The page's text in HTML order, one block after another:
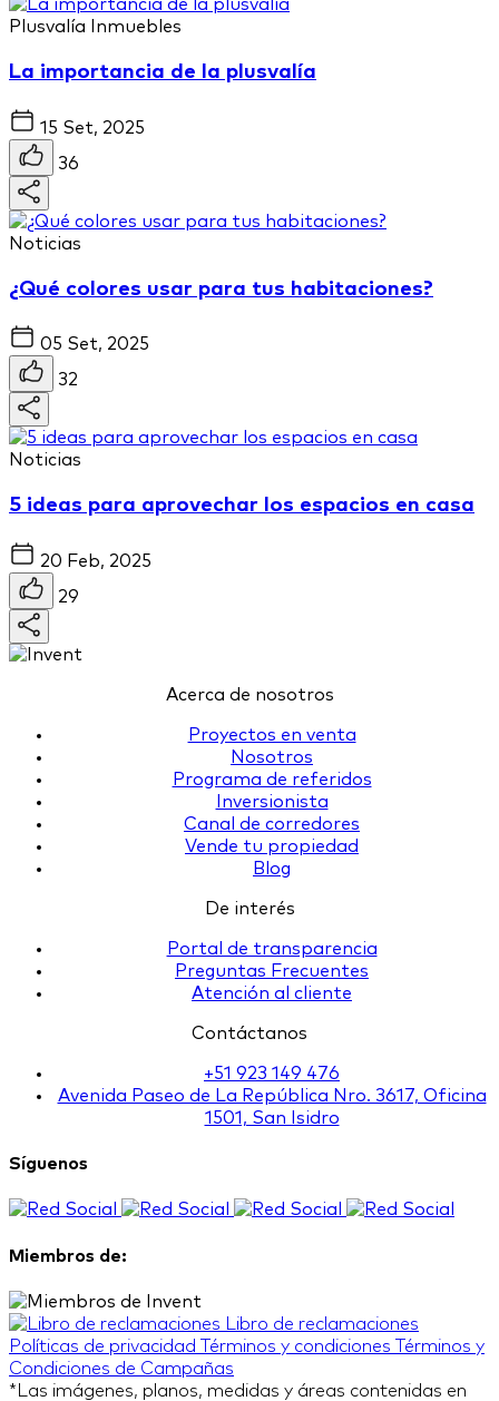
Plusvalía Inmuebles
La importancia de la plusvalía
15 Set, 2025
36
Noticias
¿Qué colores usar para tus habitaciones?
05 Set, 2025
32
Noticias
5 ideas para aprovechar los espacios en casa
20 Feb, 2025
29
Acerca de nosotros
Proyectos en venta
Nosotros
Programa de referidos
Inversionista
Canal de corredores
Vende tu propiedad
Blog
De interés
Portal de transparencia
Preguntas Frecuentes
Atención al cliente
Contáctanos
+51 923 149 476
Avenida Paseo de La República Nro. 3617, Oficina
1501, San Isidro
Síguenos
Miembros de:
Libro de reclamaciones
Políticas de privacidad
Términos y condiciones
Términos y
Condiciones de Campañas
*Las imágenes, planos, medidas y áreas contenidas en